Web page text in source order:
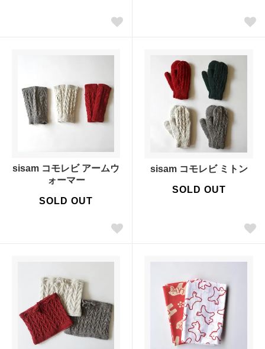
sisam コモレビ アームウ
ォーマー
SOLD OUT
sisam コモレビ ミトン
SOLD OUT